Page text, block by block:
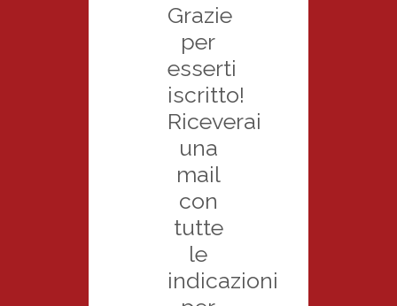
Grazie
per
esserti
iscritto!
Riceverai
una
mail
con
tutte
le
indicazioni